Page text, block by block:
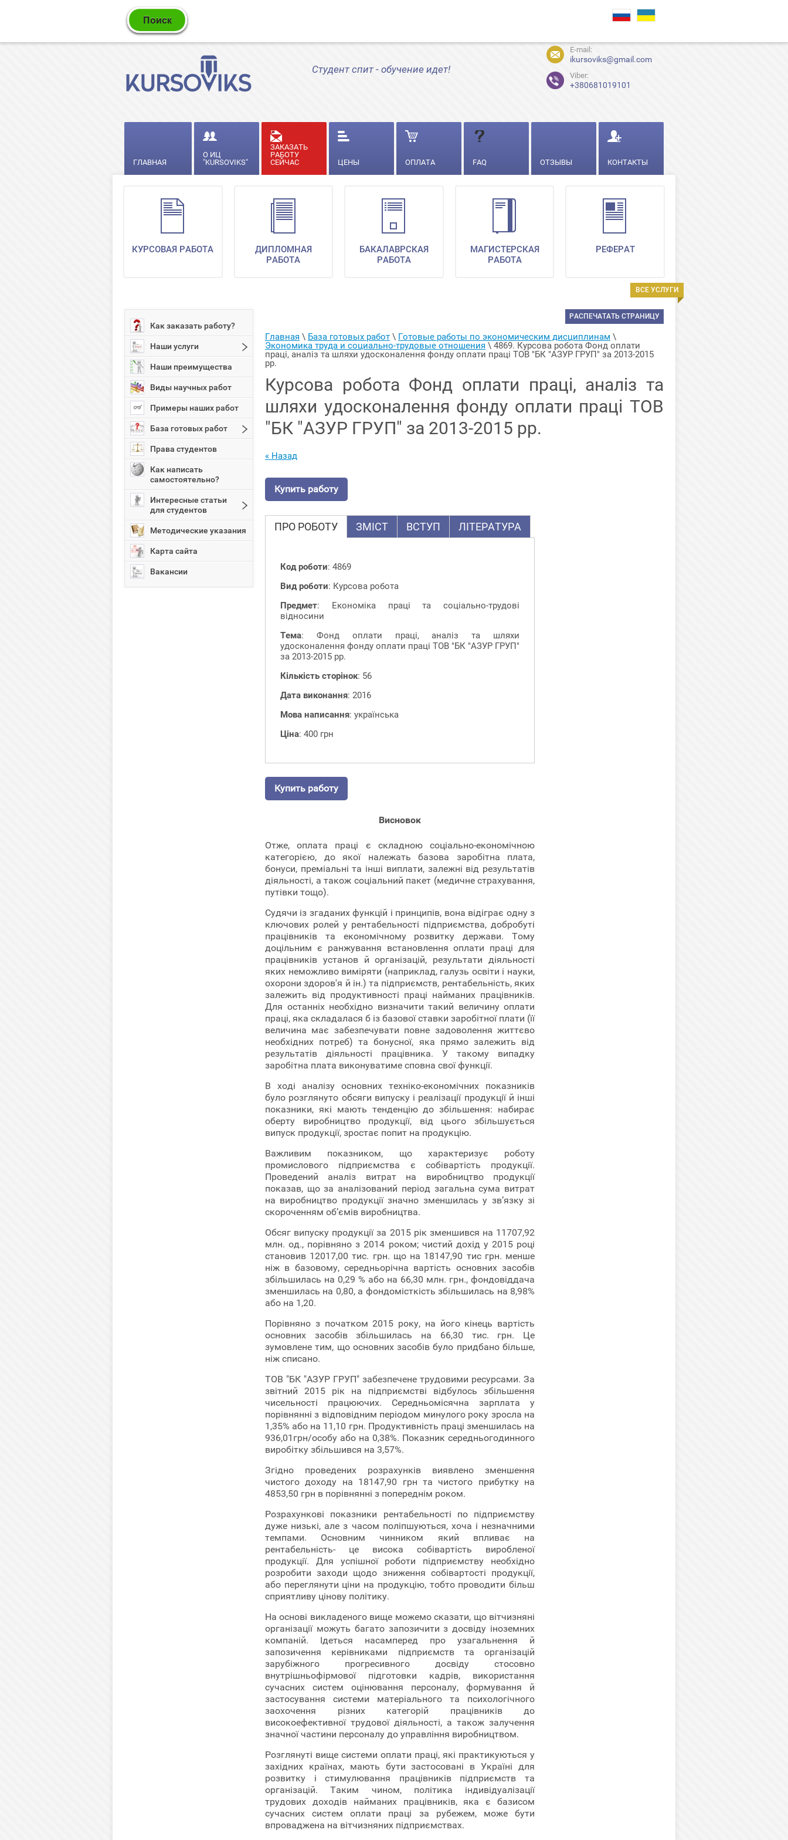
Студент спит - обучение идет!
E-mail:
ikursoviks@gmail.com
Viber:
+380681019101
ГЛАВНАЯ
О ИЦ
"KURSOVIKS"
ЗАКАЗАТЬ
РАБОТУ
СЕЙЧАС
ЦЕНЫ ОПЛАТА FAQ ОТЗЫВЫ КОНТАКТЫ
ВСЕ УСЛУГИ
КУРСОВАЯ РАБОТА
ДИПЛОМНАЯ
РАБОТА
БАКАЛАВРСКАЯ
РАБОТА
МАГИСТЕРСКАЯ
РАБОТА
РЕФЕРАТ
Как заказать работу?
Наши услуги
Наши преимущества
Виды научных работ
Примеры наших работ
База готовых работ
Права студентов
Как написать
самостоятельно?
Интересные статьи
для студентов
Методические указания
Карта сайта
Вакансии
РАСПЕЧАТАТЬ СТРАНИЦУ
Главная \ База готовых работ \ Готовые работы по экономическим дисциплинам
Экономика труда и социально-трудовые отношения \ 4869. Курсова робота Фонд оплати
праці, аналіз та шляхи удосконалення фонду оплати праці ТОВ "БК "АЗУР ГРУП" за 2013-2015
рр.
Курсова робота Фонд оплати праці, аналіз та
шляхи удосконалення фонду оплати праці ТОВ
"БК "АЗУР ГРУП" за 2013-2015 рр.
« Назад
Купить работу
ПРО РОБОТУ ЗМІСТ ВСТУП ЛІТЕРАТУРА
Код роботи: 4869
Вид роботи: Курсова робота
Предмет: Економіка праці та соціально-трудові
відносини
Тема: Фонд оплати праці, аналіз та шляхи
удосконалення фонду оплати праці ТОВ "БК "АЗУР ГРУП"
за 2013-2015 рр.
Кількість сторінок: 56
Дата виконання: 2016
Мова написання: українська
Ціна: 400 грн
Купить работу
Висновок
Отже, оплата праці є складною соціально-економічною
категорією, до якої належать базова заробітна плата,
бонуси, преміальні та інші виплати, залежні від результатів
діяльності, а також соціальний пакет (медичне страхування,
путівки тощо).
Судячи із згаданих функцій і принципів, вона відіграє одну з
ключових ролей у рентабельності підприємства, добробуті
працівників та економічному розвитку держави. Тому
доцільним є ранжування встановлення оплати праці для
працівників установ й організацій, результати діяльності
яких неможливо виміряти (наприклад, галузь освіти і науки,
охорони здоров'я й ін.) та підприємств, рентабельність, яких
залежить від продуктивності праці найманих працівників.
Для останніх необхідно визначити такий величину оплати
праці, яка складалася б із базової ставки заробітної плати (її
величина має забезпечувати повне задоволення життєво
необхідних потреб) та бонусної, яка прямо залежить від
результатів діяльності працівника. У такому випадку
заробітна плата виконуватиме сповна свої функції.
В ході аналізу основних техніко-економічних показників
було розглянуто обсяги випуску і реалізації продукції й інші
показники, які мають тенденцію до збільшення: набирає
оберту виробництво продукції, від цього збільшується
випуск продукції, зростає попит на продукцію.
Важливим показником, що характеризує роботу
промислового підприємства є собівартість продукції.
Проведений аналіз витрат на виробництво продукції
показав, що за аналізований період загальна сума витрат
на виробництво продукції значно зменшилась у зв’язку зі
скороченням об’ємів виробництва.
Обсяг випуску продукції за 2015 рік зменшився на 11707,92
млн. од., порівняно з 2014 роком; чистий дохід у 2015 році
становив 12017,00 тис. грн. що на 18147,90 тис грн. менше
ніж в базовому, середньорічна вартість основних засобів
збільшилась на 0,29 % або на 66,30 млн. грн., фондовіддача
зменшилась на 0,80, а фондомісткість збільшилась на 8,98%
або на 1,20.
Порівняно з початком 2015 року, на його кінець вартість
основних засобів збільшилась на 66,30 тис. грн. Це
зумовлене тим, що основних засобів було придбано більше,
ніж списано.
ТОВ "БК "АЗУР ГРУП" забезпечене трудовими ресурсами. За
звітний 2015 рік на підприємстві відбулось збільшення
чисельності працюючих. Середньомісячна зарплата у
порівнянні з відповідним періодом минулого року зросла на
1,35% або на 11,10 грн. Продуктивність праці зменшилась на
936,01грн/особу або на 0,38%. Показник середньогодинного
виробітку збільшився на 3,57%.
Згідно проведених розрахунків виявлено зменшення
чистого доходу на 18147,90 грн та чистого прибутку на
4853,50 грн в порівнянні з попереднім роком.
Розрахункові показники рентабельності по підприємству
дуже низькі, але з часом поліпшуються, хоча і незначними
темпами. Основним чинником який впливає на
рентабельність- це висока собівартість виробленої
продукції. Для успішної роботи підприємству необхідно
розробити заходи щодо зниження собівартості продукції,
або переглянути ціни на продукцію, тобто проводити більш
сприятливу цінову політику.
На основі викладеного вище можемо сказати, що вітчизняні
організації можуть багато запозичити з досвіду іноземних
компаній. Ідеться насамперед про узагальнення й
запозичення керівниками підприємств та організацій
зарубіжного прогресивного досвіду стосовно
внутрішньофірмової підготовки кадрів, використання
сучасних систем оцінювання персоналу, формування й
застосування системи матеріального та психологічного
заохочення різних категорій працівників до
високоефективної трудової діяльності, а також залучення
значної частини персоналу до управління виробництвом.
Розглянуті вище системи оплати праці, які практикуються у
західних країнах, мають бути застосовані в Україні для
розвитку і стимулювання працівників підприємств та
організацій. Таким чином, політика індивідуалізації
трудових доходів найманих працівників, яка є базисом
сучасних систем оплати праці за рубежем, може бути
впроваджена на вітчизняних підприємствах.